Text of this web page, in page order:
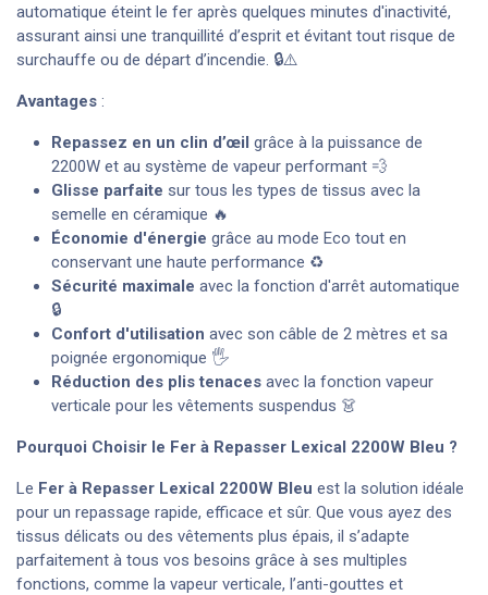
automatique éteint le fer après quelques minutes d'inactivité,
assurant ainsi une tranquillité d’esprit et évitant tout risque de
surchauffe ou de départ d’incendie. 🔒⚠️
Avantages :
Repassez en un clin d’œil grâce à la puissance de
2200W et au système de vapeur performant 💨
Glisse parfaite sur tous les types de tissus avec la
semelle en céramique 🔥
Économie d'énergie grâce au mode Eco tout en
conservant une haute performance ♻️
Sécurité maximale avec la fonction d'arrêt automatique
🔒
Confort d'utilisation avec son câble de 2 mètres et sa
poignée ergonomique 🖐️
Réduction des plis tenaces avec la fonction vapeur
verticale pour les vêtements suspendus 👗
Pourquoi Choisir le Fer à Repasser Lexical 2200W Bleu ?
Le Fer à Repasser Lexical 2200W Bleu est la solution idéale
pour un repassage rapide, efficace et sûr. Que vous ayez des
tissus délicats ou des vêtements plus épais, il s’adapte
parfaitement à tous vos besoins grâce à ses multiples
fonctions, comme la vapeur verticale, l’anti-gouttes et